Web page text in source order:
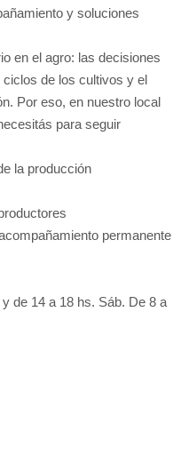
y soluciones
en el agro: las decisiones
de los cultivos y el
Por eso, en nuestro local
para seguir
la producción
permanente
de 14 a 18 hs. Sáb. De 8 a